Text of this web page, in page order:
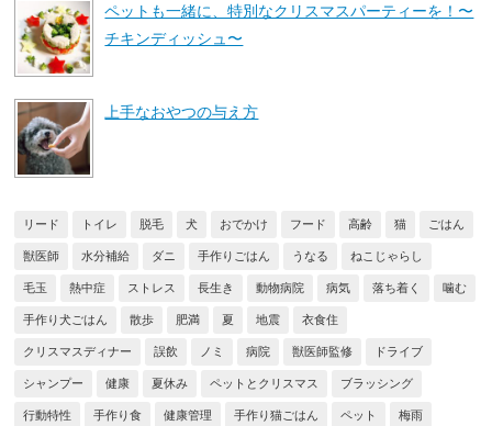
ペットも一緒に、特別なクリスマスパーティーを！〜
チキンディッシュ〜
上手なおやつの与え方
リード トイレ 脱毛 犬 おでかけ フード 高齢 猫 ごはん
獣医師 水分補給 ダニ 手作りごはん うなる ねこじゃらし
毛玉 熱中症 ストレス 長生き 動物病院 病気 落ち着く 噛む
手作り犬ごはん 散歩 肥満 夏 地震 衣食住
クリスマスディナー 誤飲 ノミ 病院 獣医師監修 ドライブ
シャンプー 健康 夏休み ペットとクリスマス ブラッシング
行動特性 手作り食 健康管理 手作り猫ごはん ペット 梅雨